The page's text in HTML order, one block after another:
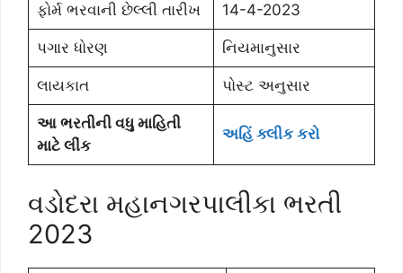
ફોર્મ ભરવાની છેલ્લી તારીખ 14-4-2023
પગાર ધોરણ નિયમાનુસાર
લાયકાત પોસ્ટ અનુસાર
આ ભરતીની વધુ માહિતી
માટે લીંક
અહિં ક્લીક કરો
વડોદરા મહાનગરપાલીકા ભરતી
2023